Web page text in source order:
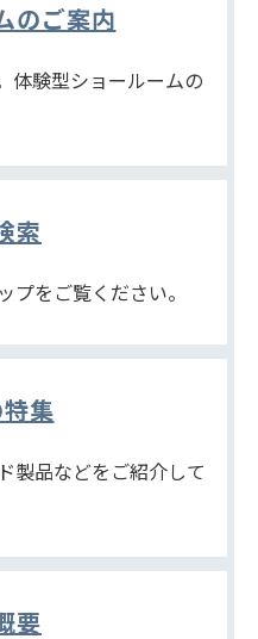
のご案内
体験型ショールームの
索
プをご覧ください。
集
製品などをご紹介して
要